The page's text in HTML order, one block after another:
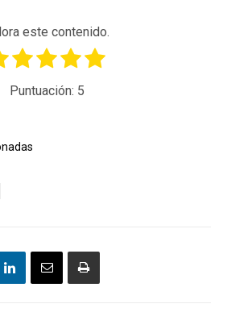
este contenido.
Puntuación: 5